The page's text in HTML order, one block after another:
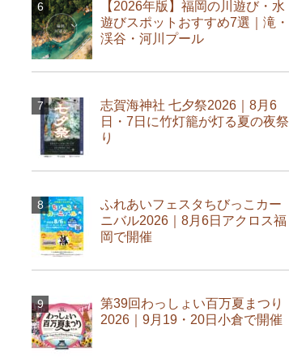
【2026年版】福岡の川遊び・水
遊びスポットおすすめ7選｜滝・
渓谷・河川プール
志賀海神社 七夕祭2026｜8月6
日・7日に竹灯籠が灯る夏の夜祭
り
ふれあいフェスタちびっこカー
ニバル2026｜8月6日アクロス福
岡で開催
第39回わっしょい百万夏まつり
2026｜9月19・20日小倉で開催